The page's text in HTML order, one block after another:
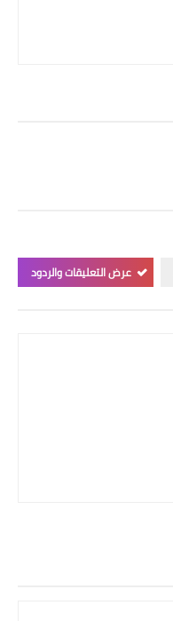
عرض التعليقات والردود